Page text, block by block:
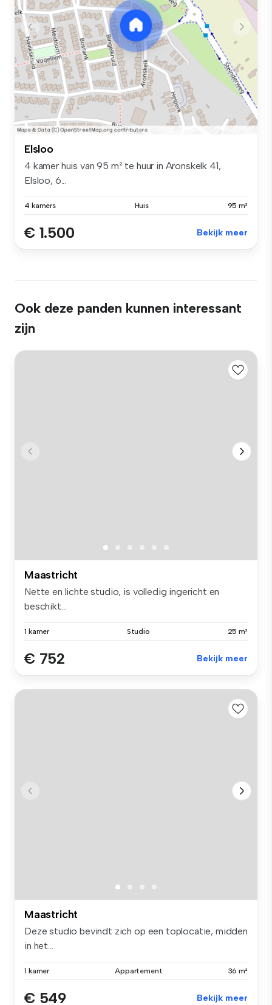
Elsloo
4 kamer huis van 95 m² te huur in Aronskelk 41,
Elsloo, 6...
4 kamers Huis 95 m²
€ 1.500 Bekijk meer
Ook deze panden kunnen interessant
zijn
Maastricht
Nette en lichte studio, is volledig ingericht en
beschikt...
1 kamer Studio 25 m²
€ 752 Bekijk meer
Maastricht
Deze studio bevindt zich op een toplocatie, midden
in het...
1 kamer Appartement 36 m²
€ 549 Bekijk meer